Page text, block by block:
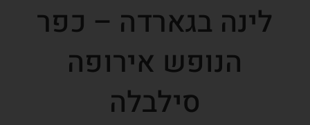
לינה בגארדה – כפר
הנופש אירופה
סילבלה